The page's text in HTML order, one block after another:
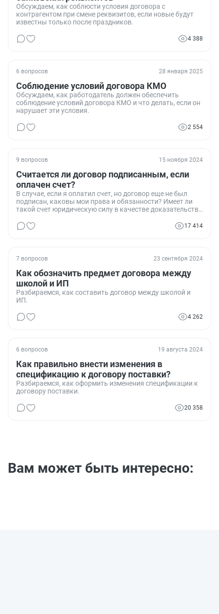
Обсуждаем, как соблюсти условия договора с
контрагентом при смене реквизитов, если новые будут
известны только после праздников.
4 388
6 вопросов 28 января 2025
Соблюдение условий договора КМО
Обсуждаем, как работодатель должен обеспечить
соблюдение условий договора КМО и что делать, если он
нарушает эти условия.
2 554
9 вопросов 15 ноября 2024
Считается ли договор подписанным, если
оплачен счет?
В случае, если я оплатил счет, но договор еще не был
подписан, каковы мои права и обязанности? Имеет ли
такой счет юридическую силу в качестве доказательства
17 414
7 вопросов 23 сентября 2024
Как обозначить предмет договора между
школой и ИП
Разбираемся, как составить договор между школой и
ИП.
4 262
6 вопросов 19 августа 2024
Как правильно внести изменения в
спецификацию к договору поставки?
Разбираемся, как оформить изменения спецификации к
договору поставки.
20 358
Вам может быть интересно: